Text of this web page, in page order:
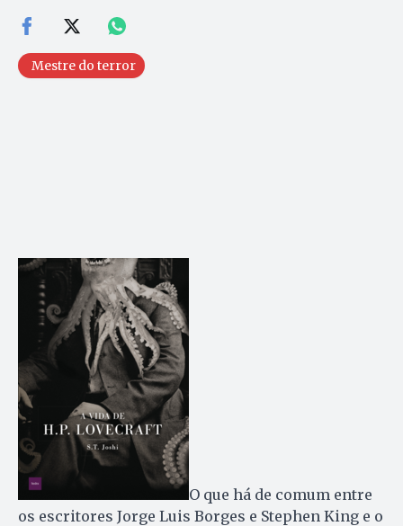
Mestre do terror
O que há de comum entre
os escritores Jorge Luis Borges e Stephen King e o